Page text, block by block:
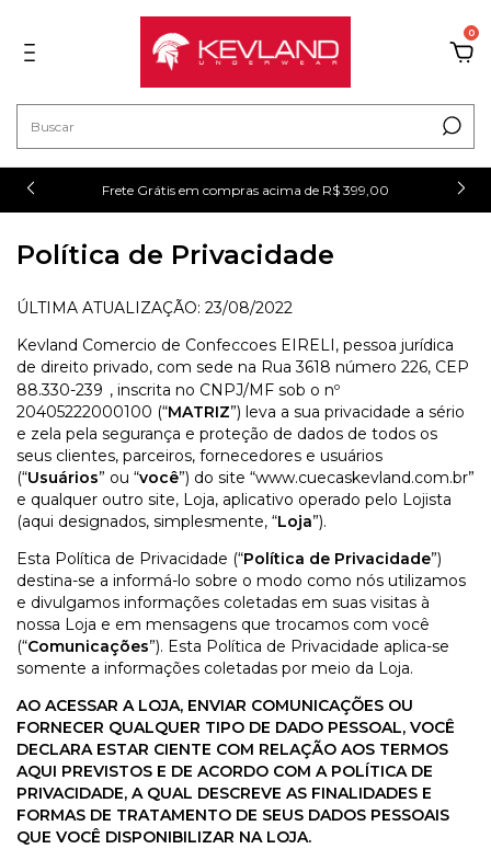
0
Frete Grátis em compras acima de R$ 399,00
Política de Privacidade
ÚLTIMA ATUALIZAÇÃO: 23/08/2022
Kevland Comercio de Confeccoes EIRELI, pessoa jurídica
de direito privado, com sede na Rua 3618 número 226, CEP
88.330-239 , inscrita no CNPJ/MF sob o nº
20405222000100 (“MATRIZ”) leva a sua privacidade a sério
e zela pela segurança e proteção de dados de todos os
seus clientes, parceiros, fornecedores e usuários
(“Usuários” ou “você”) do site “www.cuecaskevland.com.br”
e qualquer outro site, Loja, aplicativo operado pelo Lojista
(aqui designados, simplesmente, “Loja”).
Esta Política de Privacidade (“Política de Privacidade”)
destina-se a informá-lo sobre o modo como nós utilizamos
e divulgamos informações coletadas em suas visitas à
nossa Loja e em mensagens que trocamos com você
(“Comunicações”). Esta Política de Privacidade aplica-se
somente a informações coletadas por meio da Loja.
AO ACESSAR A LOJA, ENVIAR COMUNICAÇÕES OU
FORNECER QUALQUER TIPO DE DADO PESSOAL, VOCÊ
DECLARA ESTAR CIENTE COM RELAÇÃO AOS TERMOS
AQUI PREVISTOS E DE ACORDO COM A POLÍTICA DE
PRIVACIDADE, A QUAL DESCREVE AS FINALIDADES E
FORMAS DE TRATAMENTO DE SEUS DADOS PESSOAIS
QUE VOCÊ DISPONIBILIZAR NA LOJA.